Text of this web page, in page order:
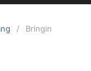
Bringin